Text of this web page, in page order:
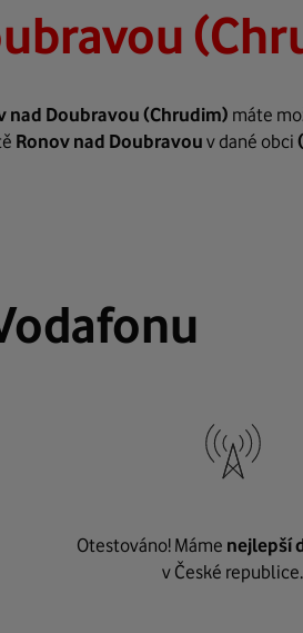
nad Doubravou (Chrudim) máte
Ronov nad Doubravou v dané obci
Otestováno! Máme nejlepší
v České republice.